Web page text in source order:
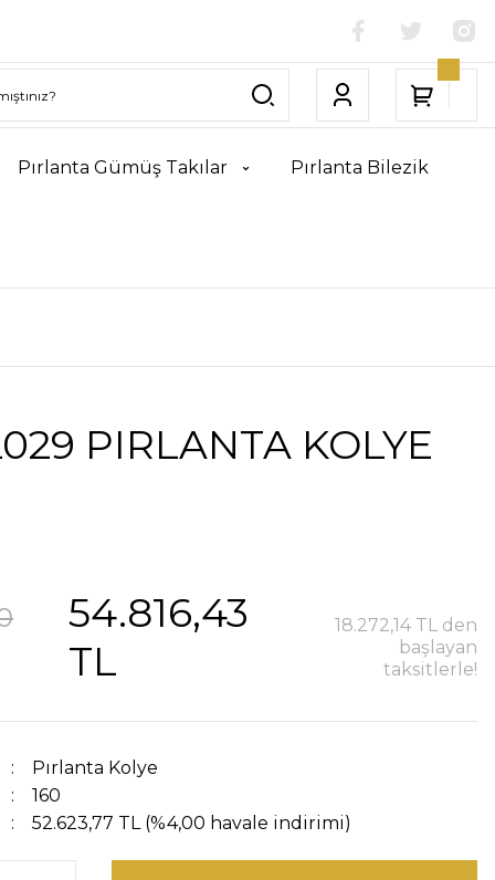
Pırlanta Gümüş Takılar Pırlanta Bilezik
PIRLANTA KOLYE
54.816,43
TL
18.272,14 TL den
başlayan
taksitlerle!
Pırlanta Kolye
160
52.623,77 TL (%4,00 havale indirimi)